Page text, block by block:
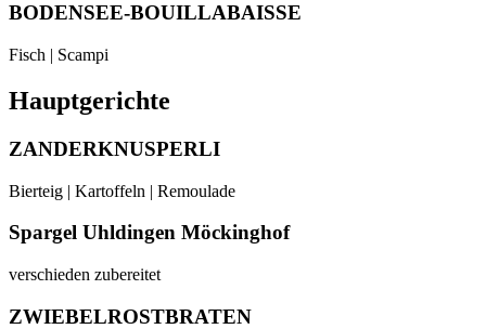
BODENSEE-BOUILLABAISSE
Fisch | Scampi
Hauptgerichte
ZANDERKNUSPERLI
Bierteig | Kartoffeln | Remoulade
Spargel Uhldingen Möckinghof
verschieden zubereitet
ZWIEBELROSTBRATEN